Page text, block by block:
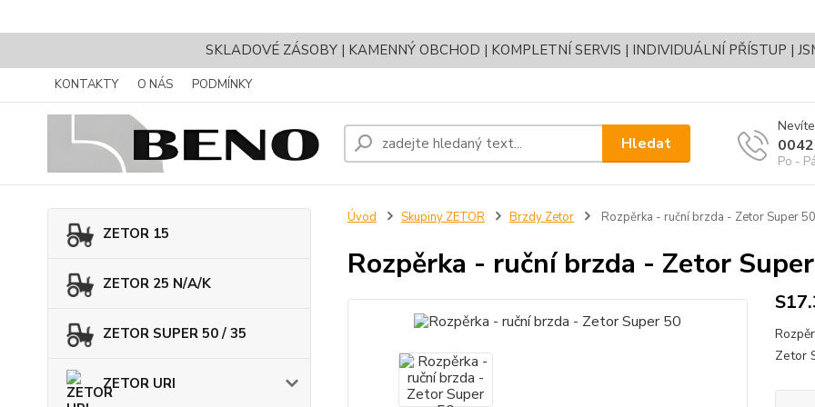
SKLADOVÉ ZÁSOBY | KAMENNÝ OBCHOD | KOMPLETNÍ SERVIS | INDIVIDUÁLNÍ PŘÍSTUP |
KONTAKTY O NÁS PODMÍNKY
Hledat
Po -
ZETOR 15
ZETOR 25 N/A/K
ZETOR SUPER 50 / 35
ZETOR URI
Úvod Skupiny ZETOR Brzdy Zetor Rozpěrka - ruční brzda - Zetor Super 50
Rozpěrka - ruční brzda - Zetor
Zetor